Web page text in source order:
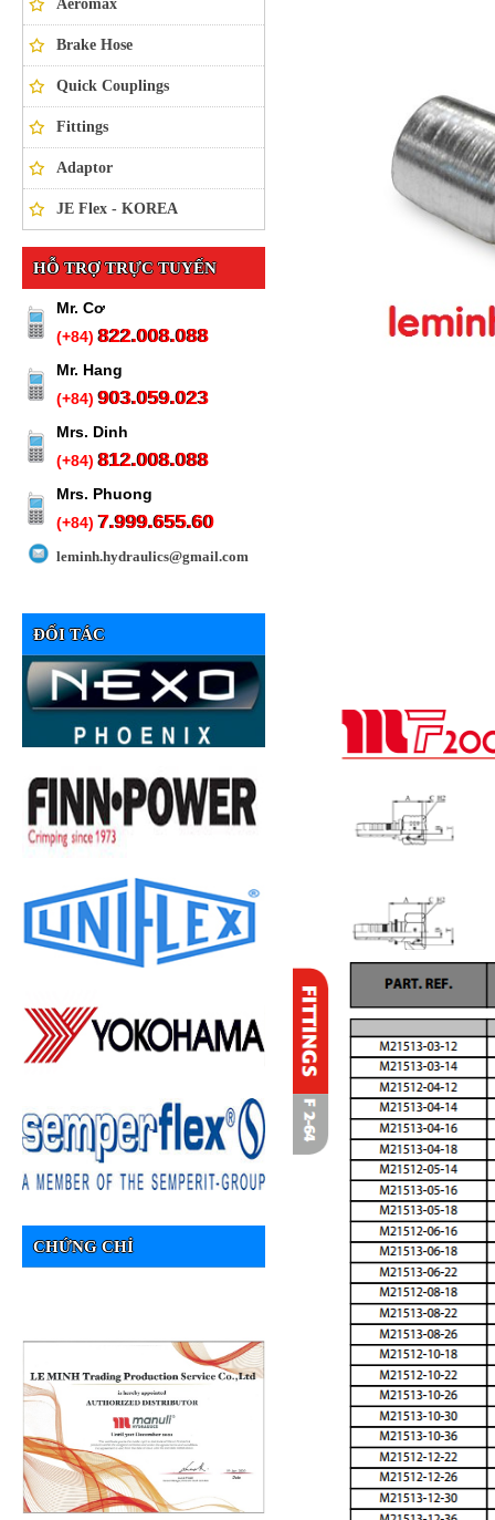
Aeromax
Brake Hose
Quick Couplings
Fittings
Adaptor
JE Flex - KOREA
HỖ TRỢ TRỰC TUYẾN
Mr. Cơ
(+84)822.008.088
Mr. Hang
(+84)903.059.023
Mrs. Dinh
(+84)812.008.088
Mrs. Phuong
(+84)7.999.655.60
leminh.hydraulics@gmail.com
ĐỐI TÁC
CHỨNG CHỈ